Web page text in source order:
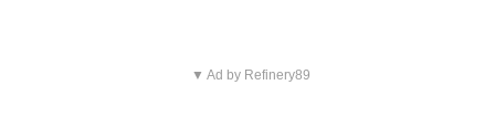
▼ Ad by Refinery89